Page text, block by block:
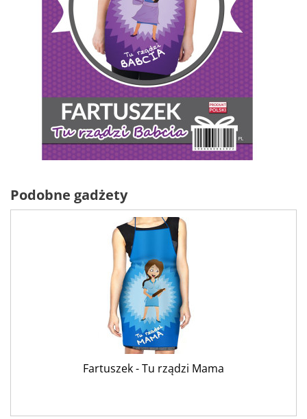
Podobne gadżety
Fartuszek - Tu rządzi Mama